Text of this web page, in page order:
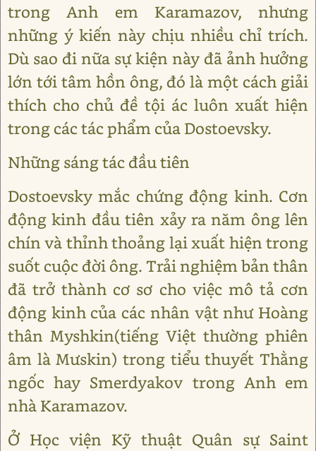
trong Anh em Karamazov, nhưng
những ý kiến này chịu nhiều chỉ trích.
Dù sao đi nữa sự kiện này đã ảnh hưởng
lớn tới tâm hồn ông, đó là một cách giải
thích cho chủ đề tội ác luôn xuất hiện
trong các tác phẩm của Dostoevsky.
Những sáng tác đầu tiên
Dostoevsky mắc chứng động kinh. Cơn
động kinh đầu tiên xảy ra năm ông lên
chín và thỉnh thoảng lại xuất hiện trong
suốt cuộc đời ông. Trải nghiệm bản thân
đã trở thành cơ sơ cho việc mô tả cơn
động kinh của các nhân vật như Hoàng
thân Myshkin(tiếng Việt thường phiên
âm là Mưskin) trong tiểu thuyết Thằng
ngốc hay Smerdyakov trong Anh em
nhà Karamazov.
Ở Học viện Kỹ thuật Quân sự Saint